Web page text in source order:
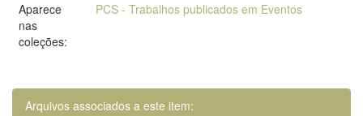
Aparece
nas
coleções:
PCS - Trabalhos publicados em Eventos
Arquivos associados a este item: